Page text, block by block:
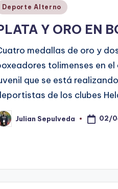
Deporte Alterno
Y ORO EN
medallas de oro y
tolimenses en
que se está
de los clubes
Julian Sepulveda 02/